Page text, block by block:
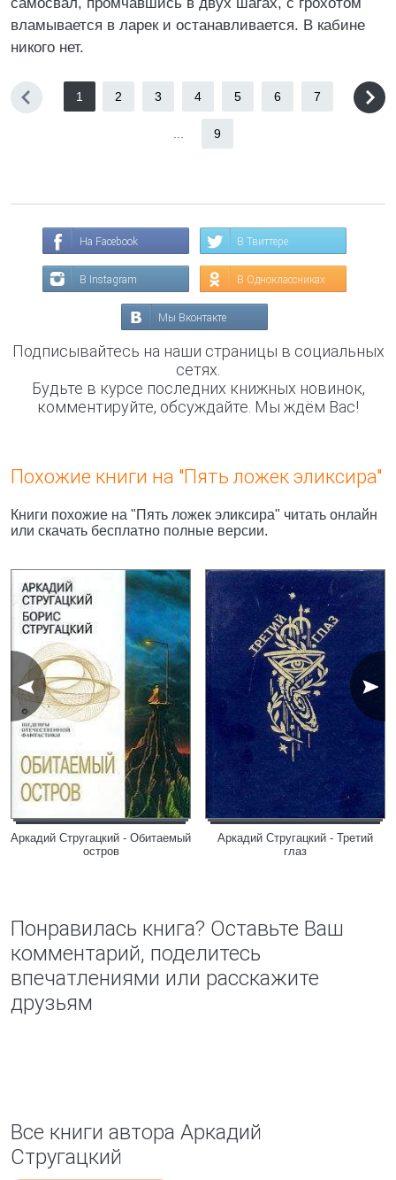
вламывается в ларек и останавливается. В кабине
никого нет.
1 2 3 4 5 6 7
9
На Facebook В Твиттере
В Instagram В Одноклассниках
Мы Вконтакте
Подписывайтесь на наши страницы в социальных
сетях.
Будьте в курсе последних книжных новинок,
комментируйте, обсуждайте. Мы ждём Вас!
Похожие книги на "Пять ложек эликсира"
Книги похожие на "Пять ложек эликсира" читать онлайн
или скачать бесплатно полные версии.
Аркадий Стругацкий - Обитаемый
остров
Аркадий Стругацкий - Третий
глаз
Понравилась книга? Оставьте Ваш
комментарий, поделитесь
впечатлениями или расскажите
друзьям
Все книги автора Аркадий
Стругацкий